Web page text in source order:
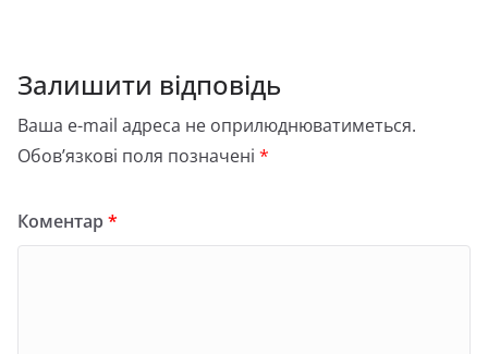
Залишити відповідь
Ваша e-mail адреса не оприлюднюватиметься.
Обов’язкові поля позначені *
Коментар*